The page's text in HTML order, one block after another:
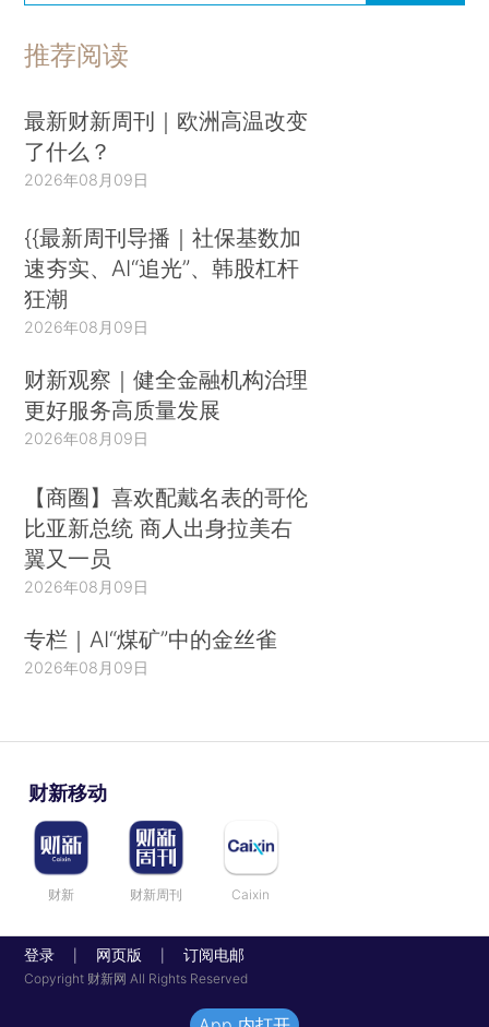
推荐阅读
最新财新周刊｜欧洲高温改变
了什么？
2026年08月09日
{{最新周刊导播｜社保基数加
速夯实、AI“追光”、韩股杠杆
狂潮
2026年08月09日
财新观察｜健全金融机构治理
更好服务高质量发展
2026年08月09日
【商圈】喜欢配戴名表的哥伦
比亚新总统 商人出身拉美右
翼又一员
2026年08月09日
专栏｜AI“煤矿”中的金丝雀
2026年08月09日
财新移动
财新 财新周刊 Caixin
登录 网页版 订阅电邮
Copyright 财新网 All Rights Reserved